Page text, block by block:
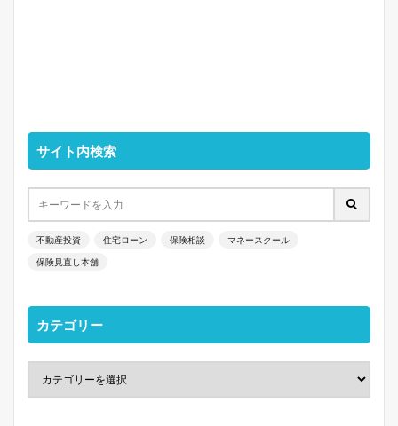
サイト内検索
不動産投資 住宅ローン 保険相談 マネースクール
保険見直し本舗
カテゴリー